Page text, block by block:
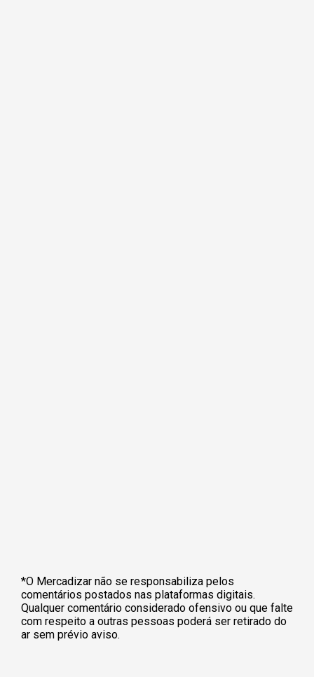
*O Mercadizar não se responsabiliza pelos
comentários postados nas plataformas digitais.
Qualquer comentário considerado ofensivo ou que falte
com respeito a outras pessoas poderá ser retirado do
ar sem prévio aviso.